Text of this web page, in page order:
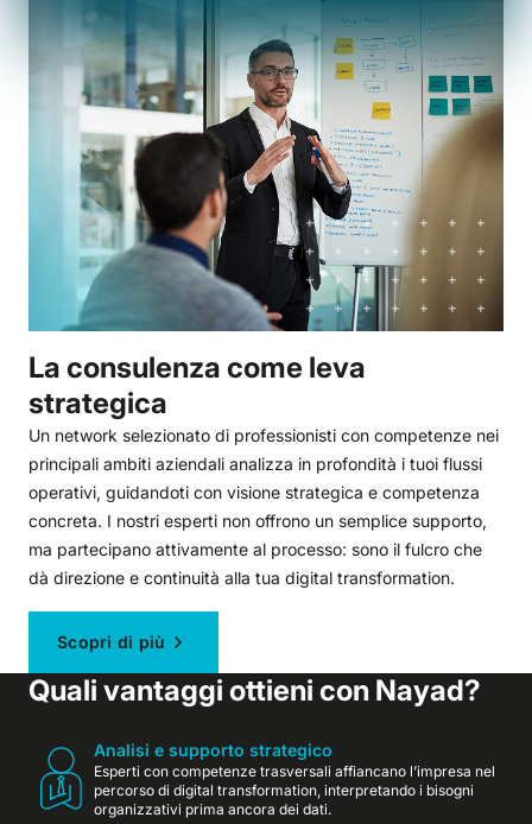
La consulenza come leva
strategica
Un network selezionato di professionisti con competenze nei
principali ambiti aziendali analizza in profondità i tuoi flussi
operativi, guidandoti con visione strategica e competenza
concreta. I nostri esperti non offrono un semplice supporto,
ma partecipano attivamente al processo: sono il fulcro che
dà direzione e continuità alla tua digital transformation.
Scopri di più
Quali vantaggi ottieni con Nayad?
Analisi e supporto strategico
Esperti con competenze trasversali affiancano l’impresa nel
percorso di digital transformation, interpretando i bisogni
organizzativi prima ancora dei dati.